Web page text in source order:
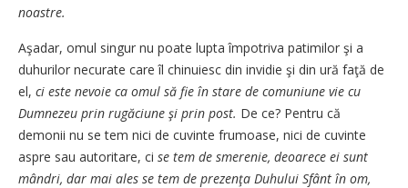
noastre.
Aşadar, omul singur nu poate lupta împotriva patimilor şi a
duhurilor necurate care îl chinuiesc din invidie şi din ură faţă de
el, ci este nevoie ca omul să fie în stare de comuniune vie cu
Dumnezeu prin rugăciune şi prin post. De ce? Pentru că
demonii nu se tem nici de cuvinte frumoase, nici de cuvinte
aspre sau autoritare, ci se tem de smerenie, deoarece ei sunt
mândri, dar mai ales se tem de prezenţa Duhului Sfânt în om,